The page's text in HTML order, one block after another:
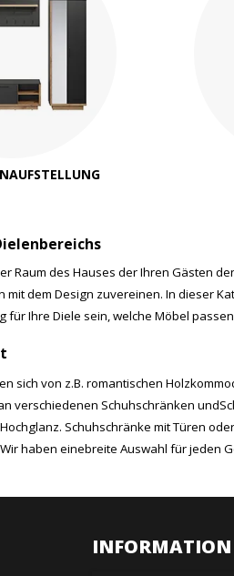
Raum des Hauses der Ihren Gästen
mit dem Design zuvereinen. In dieser
für Ihre Diele sein, welche Möbel
sich von z.B. romantischen
verschiedenen Schuhschränken
Schuhschränke mit Türen
haben einebreite Auswahl für jeden
INFORMATION